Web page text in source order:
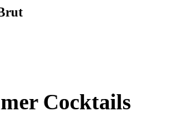
Cocktails